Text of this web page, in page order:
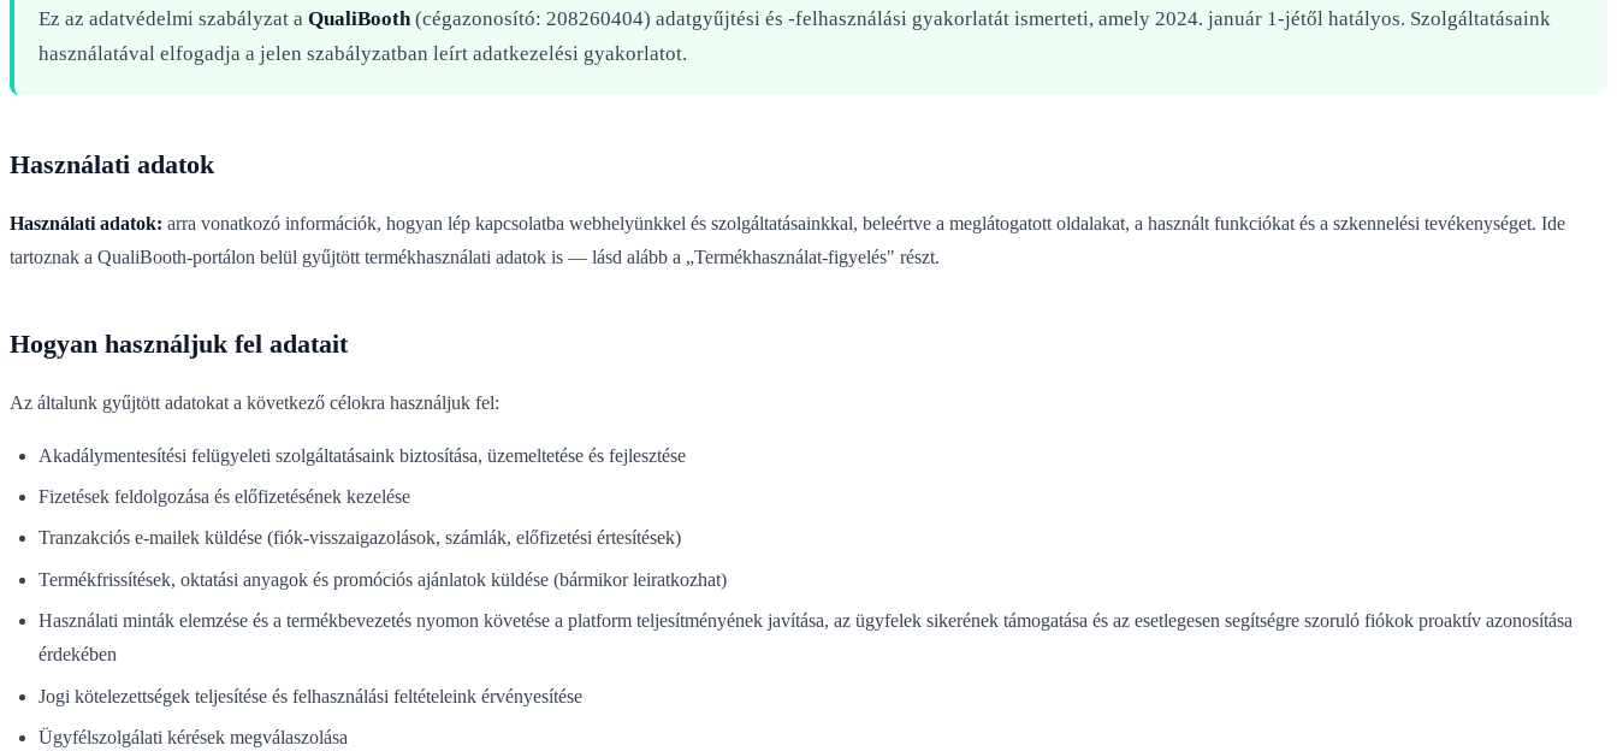
Ez az adatvédelmi szabályzat a QualiBooth (cégazonosító: 208260404) adatgyűjtési és -felhasználási gyakorlatát ismerteti, amely 2024. január 1-jétől hatályos. Szolgáltatásaink
használatával elfogadja a jelen szabályzatban leírt adatkezelési gyakorlatot.
Használati adatok
Használati adatok: arra vonatkozó információk, hogyan lép kapcsolatba webhelyünkkel és szolgáltatásainkkal, beleértve a meglátogatott oldalakat, a használt funkciókat és a szkennelési tevékenységet. Ide
tartoznak a QualiBooth-portálon belül gyűjtött termékhasználati adatok is — lásd alább a „Termékhasználat-figyelés" részt.
Hogyan használjuk fel adatait
Az általunk gyűjtött adatokat a következő célokra használjuk fel:
Akadálymentesítési felügyeleti szolgáltatásaink biztosítása, üzemeltetése és fejlesztése
Fizetések feldolgozása és előfizetésének kezelése
Tranzakciós e-mailek küldése (fiók-visszaigazolások, számlák, előfizetési értesítések)
Termékfrissítések, oktatási anyagok és promóciós ajánlatok küldése (bármikor leiratkozhat)
Használati minták elemzése és a termékbevezetés nyomon követése a platform teljesítményének javítása, az ügyfelek sikerének támogatása és az esetlegesen segítségre szoruló fiókok proaktív azonosítása
érdekében
Jogi kötelezettségek teljesítése és felhasználási feltételeink érvényesítése
Ügyfélszolgálati kérések megválaszolása